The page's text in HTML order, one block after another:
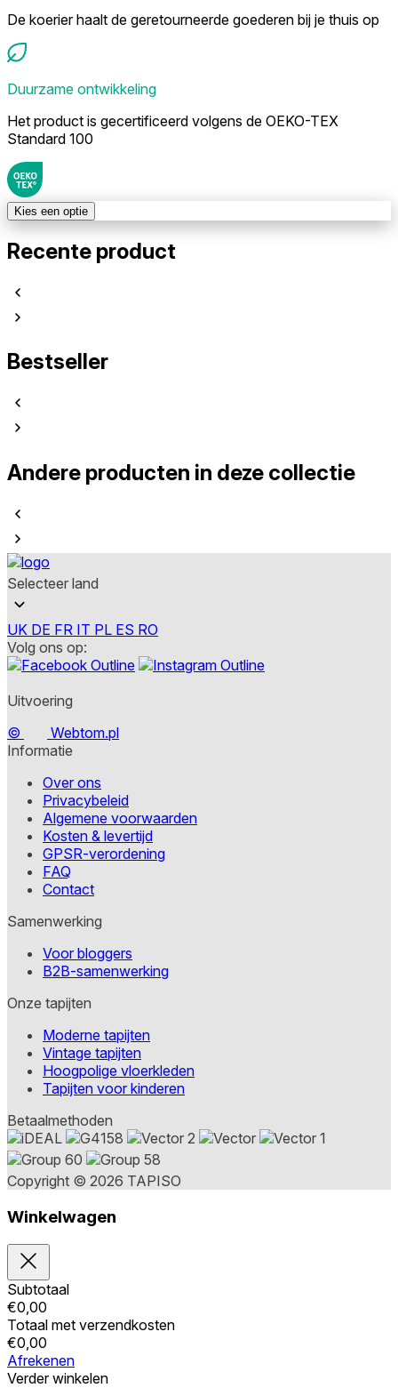
De koerier haalt de geretourneerde goederen bij je thuis op
Duurzame ontwikkeling
Het product is gecertificeerd volgens de OEKO-TEX
Standard 100
Kies een optie
Recente product
Bestseller
Andere producten in deze collectie
Selecteer land
UK DE FR IT PL ES RO
Volg ons op:
Uitvoering
©
Webtom.pl
Informatie
Over ons
Privacybeleid
Algemene voorwaarden
Kosten & levertijd
GPSR-verordening
FAQ
Contact
Samenwerking
Voor bloggers
B2B-samenwerking
Onze tapijten
Moderne tapijten
Vintage tapijten
Hoogpolige vloerkleden
Tapijten voor kinderen
Betaalmethoden
Copyright © 2026 TAPISO
Winkelwagen
Subtotaal
€0,00
Totaal met verzendkosten
€0,00
Afrekenen
Verder winkelen